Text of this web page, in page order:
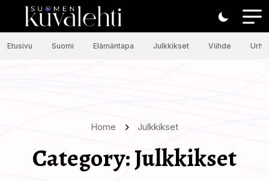
Etusivu Suomi Elämäntapa Julkkikset Viihde
Home Julkkikset
Category:Julkkikset